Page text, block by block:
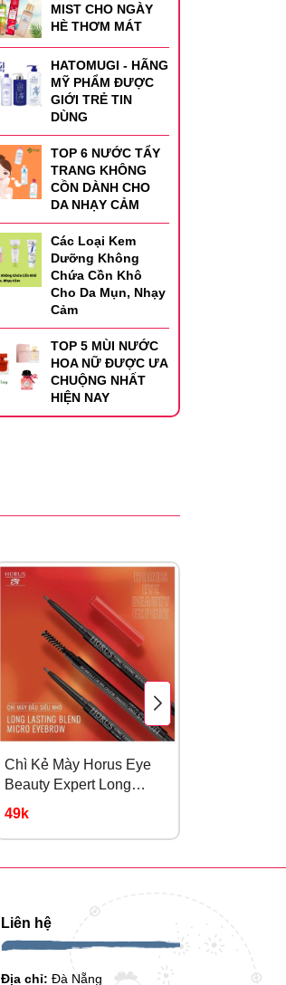
MIST CHO NGÀY
HÈ THƠM MÁT
HATOMUGI - HÃNG
MỸ PHẨM ĐƯỢC
GIỚI TRẺ TIN
DÙNG
TOP 6 NƯỚC TẨY
TRANG KHÔNG
CỒN DÀNH CHO
DA NHẠY CẢM
Các Loại Kem
Dưỡng Không
Chứa Cồn Khô
Cho Da Mụn, Nhạy
Cảm
TOP 5 MÙI NƯỚC
HOA NỮ ĐƯỢC ƯA
CHUỘNG NHẤT
HIỆN NAY
Chì Kẻ Mày Horus Eye
Beauty Expert Long
Lasting #02 Nâu Tự
49k
Liên hệ
Địa chỉ: Đà Nẵng